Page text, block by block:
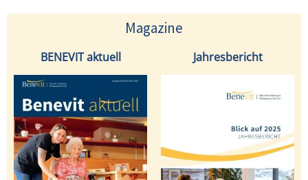
Magazine
BENEVIT aktuell Jahresbericht